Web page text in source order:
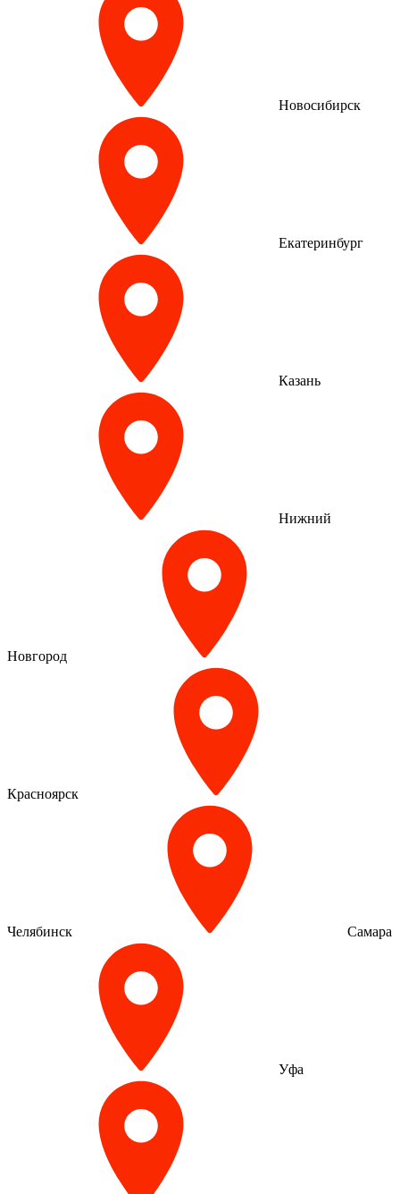
Новосибирск
Екатеринбург
Казань
Нижний
Новгород
Красноярск
Челябинск Самара
Уфа